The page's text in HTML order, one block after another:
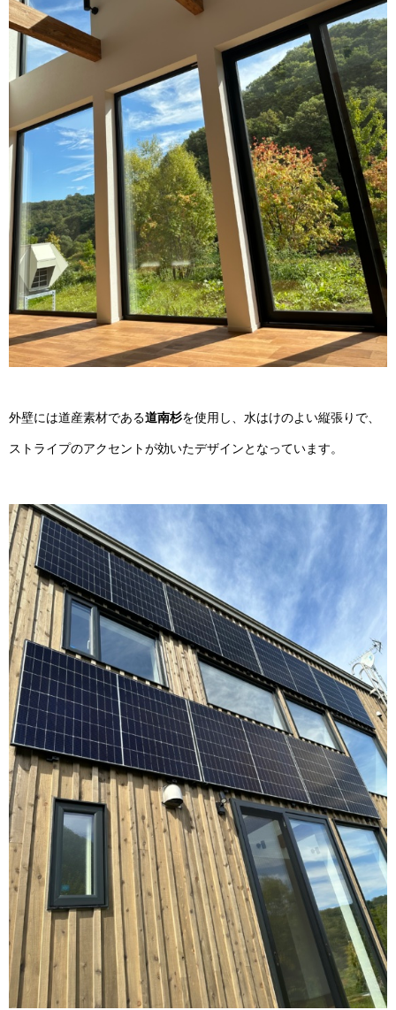
外壁には道産素材である道南杉を使用し、水はけのよい縦張りで、
ストライプのアクセントが効いたデザインとなっています。